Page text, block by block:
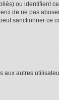
ou identifient
de ne pas
sanctionner ce
aux autres